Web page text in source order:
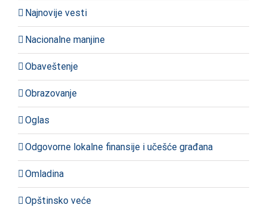
Najnovije vesti
Nacionalne manjine
Obaveštenje
Obrazovanje
Oglas
Odgovorne lokalne finansije i učešće građana
Omladina
Opštinsko veće